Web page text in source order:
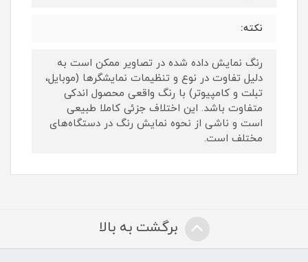
نکته:
رنگ نمایش داده‌ شده در تصاویر ممکن است به
دلیل تفاوت در نوع و تنظیمات نمایشگرها (موبایل،
تبلت و کامپیوتر) با رنگ واقعی محصول اندکی
متفاوت باشد. این اختلاف جزئی کاملا طبیعی
است و ناشی از نحوه نمایش رنگ در دستگاه‌های
مختلف است.
برگشت به بالا